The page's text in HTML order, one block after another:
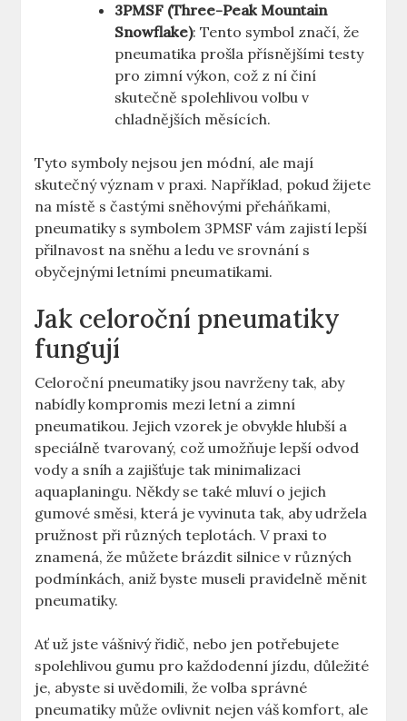
3PMSF (Three-Peak Mountain
Snowflake): Tento symbol značí, že
pneumatika prošla přísnějšími testy
pro zimní výkon, což z ní činí
skutečně spolehlivou volbu v
chladnějších měsících.
Tyto symboly nejsou jen módní, ale mají
skutečný význam v praxi. Například, pokud žijete
na místě s častými sněhovými přeháňkami,
pneumatiky s symbolem 3PMSF vám zajistí lepší
přilnavost na sněhu a ledu ve srovnání s
obyčejnými letními pneumatikami.
Jak celoroční pneumatiky
fungují
Celoroční pneumatiky jsou navrženy tak, aby
nabídly kompromis mezi letní a zimní
pneumatikou. Jejich vzorek je obvykle hlubší a
speciálně tvarovaný, což umožňuje lepší odvod
vody a sníh a zajišťuje tak minimalizaci
aquaplaningu. Někdy se také mluví o jejich
gumové směsi, která je vyvinuta tak, aby udržela
pružnost při různých teplotách. V praxi to
znamená, že můžete brázdit silnice v různých
podmínkách, aniž byste museli pravidelně měnit
pneumatiky.
Ať už jste vášnivý řidič, nebo jen potřebujete
spolehlivou gumu pro každodenní jízdu, důležité
je, abyste si uvědomili, že volba správné
pneumatiky může ovlivnit nejen váš komfort, ale